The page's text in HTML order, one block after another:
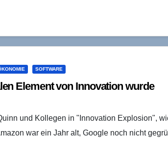
SOFTWARE
Element von Innovation wurde
und Kollegen in "Innovation Explosion",
war ein Jahr alt, Google noch nicht